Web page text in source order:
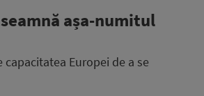
așa-numitul
Europei de a se